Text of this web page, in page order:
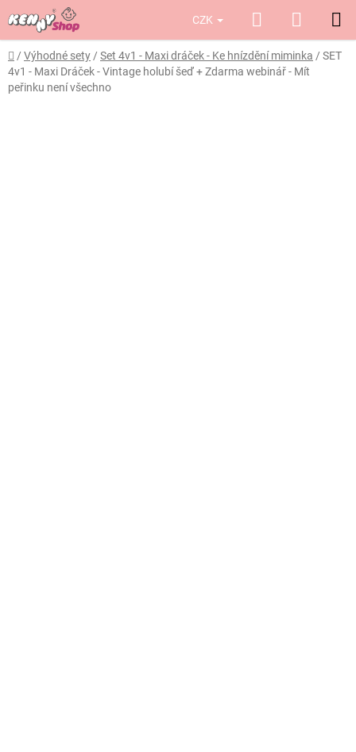
na
obsah
CZK Hledat
KOŠÍK
Domů
/ Výhodné sety / Set 4v1 - Maxi dráček - Ke hnízdění miminka / SET
4v1 - Maxi Dráček - Vintage holubí šeď+ Zdarma webinář - Mít
peřinku není všechno